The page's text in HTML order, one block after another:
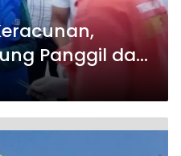
Panggil dan
SPPG Pekan